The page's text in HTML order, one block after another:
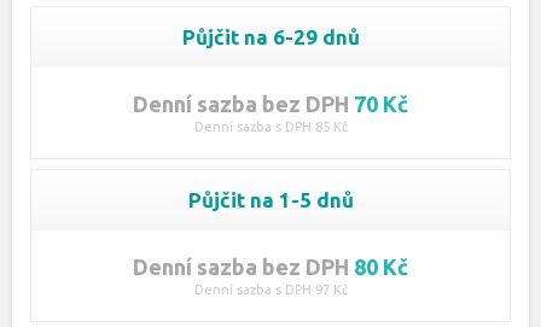
Půjčit na 6-29 dnů
Denní sazba bez DPH 70 Kč
Denní sazba s DPH 85 Kč
Půjčit na 1-5 dnů
Denní sazba bez DPH 80 Kč
Denní sazba s DPH 97 Kč